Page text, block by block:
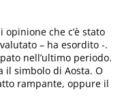
che c’è stato
– ha esordito -.
nell’ultimo periodo.
il simbolo di Aosta. O
rampante, oppure il